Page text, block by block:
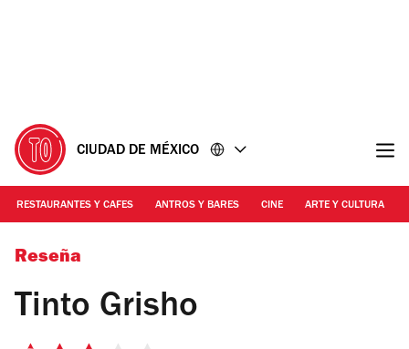
CIUDAD DE MÉXICO
RESTAURANTES Y CAFES ANTROS Y BARES CINE ARTE Y CULTURA
Foto: Alejandra Carbajal
Reseña
Tinto Grisho